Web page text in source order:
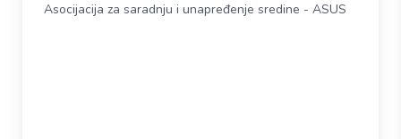
Asocijacija za saradnju i unapređenje sredine - ASUS